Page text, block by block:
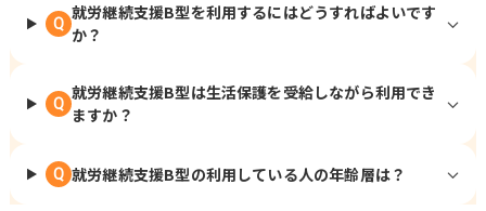
Q
就労継続支援B型を利用するにはどうすればよいです
か？
Q
就労継続支援B型は生活保護を受給しながら利用でき
ますか？
Q 就労継続支援B型の利用している人の年齢層は？